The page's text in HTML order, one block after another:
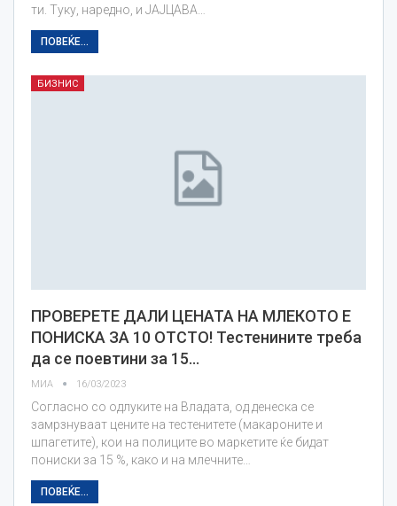
ти. Туку, наредно, и ЈАЈЦАВА…
ПОВЕЌЕ...
БИЗНИС
ПРОВЕРЕТЕ ДАЛИ ЦЕНАТА НА МЛЕКОТО Е
ПОНИСКА ЗА 10 ОТСТО! Тестенините треба
да се поевтини за 15…
МИА 16/03/2023
Согласно со одлуките на Владата, од денеска се
замрзнуваат цените на тестенитете (макароните и
шпагетите), кои на полиците во маркетите ќе бидат
пониски за 15 %, како и на млечните…
ПОВЕЌЕ...